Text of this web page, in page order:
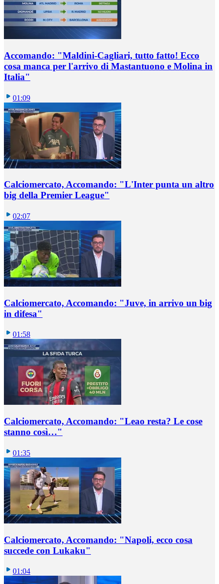
Accomando: "Maldini-Cagliari, tutto fatto! Ecco
cosa manca per l'arrivo di Mastantuono e Molina in
Italia"
01:09
Calciomercato, Accomando: "L'Inter punta un altro
big della Premier League"
02:07
Calciomercato, Accomando: "Juve, in arrivo un big
in difesa"
01:58
Calciomercato, Accomando: "Leao resta? Le cose
stanno così…"
01:35
Calciomercato, Accomando: "Napoli, ecco cosa
succede con Lukaku"
01:04